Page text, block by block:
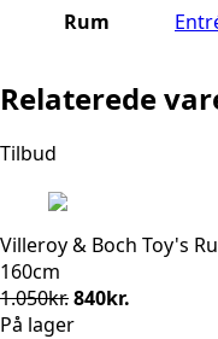
Rum
Relaterede
Tilbud
Villeroy & Boch Toy's
160cm
1.050kr.Den
oprindelige
840kr.
På lager